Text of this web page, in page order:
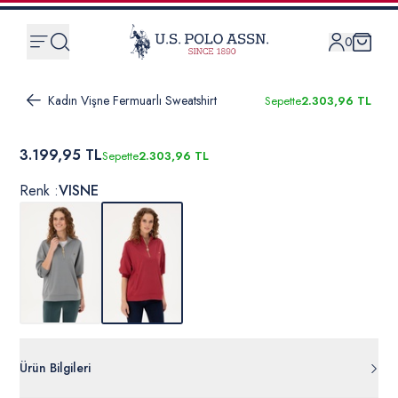
0
Kadın Vişne Fermuarlı Sweatshirt Sepette2.303,96 TL
3.199,95 TLSepette2.303,96 TL
Renk :VISNE
Ürün Bilgileri